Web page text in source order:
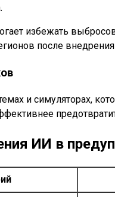
избежать
после
и симуляторах,
ИИ в